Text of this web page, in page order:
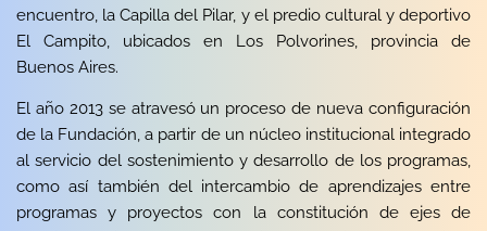
encuentro, la Capilla del Pilar, y el predio cultural y deportivo
El Campito, ubicados en Los Polvorines, provincia de
Buenos Aires.
El año 2013 se atravesó un proceso de nueva configuración
de la Fundación, a partir de un núcleo institucional integrado
al servicio del sostenimiento y desarrollo de los programas,
como así también del intercambio de aprendizajes entre
programas y proyectos con la constitución de ejes de